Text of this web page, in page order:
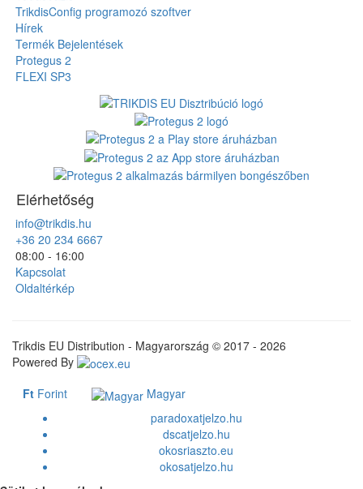
TrikdisConfig programozó szoftver
Hírek
Termék Bejelentések
Protegus 2
FLEXI SP3
Elérhetőség
info@trikdis.hu
+36 20 234 6667
08:00 - 16:00
Kapcsolat
Oldaltérkép
Trikdis EU Distribution - Magyarország © 2017 - 2026
Powered By
Ft Forint
Magyar
paradoxatjelzo.hu
dscatjelzo.hu
okosriaszto.eu
okosatjelzo.hu